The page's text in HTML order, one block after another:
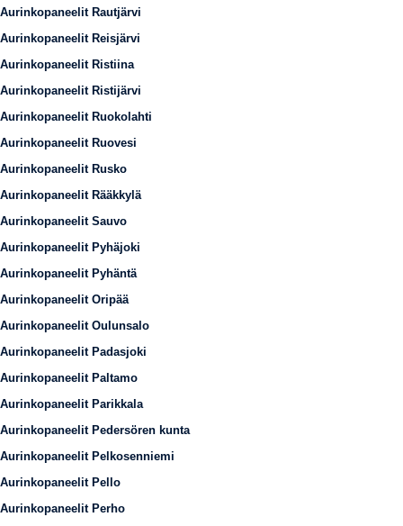
Aurinkopaneelit Rautjärvi
Aurinkopaneelit Reisjärvi
Aurinkopaneelit Ristiina
Aurinkopaneelit Ristijärvi
Aurinkopaneelit Ruokolahti
Aurinkopaneelit Ruovesi
Aurinkopaneelit Rusko
Aurinkopaneelit Rääkkylä
Aurinkopaneelit Sauvo
Aurinkopaneelit Pyhäjoki
Aurinkopaneelit Pyhäntä
Aurinkopaneelit Oripää
Aurinkopaneelit Oulunsalo
Aurinkopaneelit Padasjoki
Aurinkopaneelit Paltamo
Aurinkopaneelit Parikkala
Aurinkopaneelit Pedersören kunta
Aurinkopaneelit Pelkosenniemi
Aurinkopaneelit Pello
Aurinkopaneelit Perho